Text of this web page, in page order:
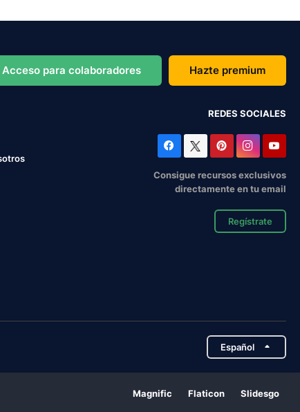
Acceso para colaboradores Hazte premium
REDES SOCIALES
Consigue recursos exclusivos
directamente en tu email
Regístrate
Español
Magnific Flaticon Slidesgo